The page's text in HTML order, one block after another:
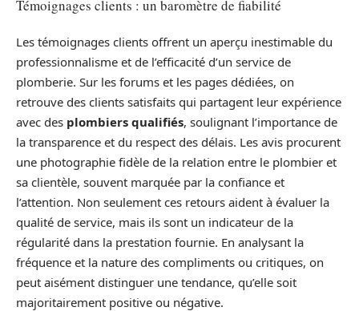
Témoignages clients : un baromètre de fiabilité
Les témoignages clients offrent un aperçu inestimable du
professionnalisme et de l’efficacité d’un service de
plomberie. Sur les forums et les pages dédiées, on
retrouve des clients satisfaits qui partagent leur expérience
avec des plombiers qualifiés, soulignant l’importance de
la transparence et du respect des délais. Les avis procurent
une photographie fidèle de la relation entre le plombier et
sa clientèle, souvent marquée par la confiance et
l’attention. Non seulement ces retours aident à évaluer la
qualité de service, mais ils sont un indicateur de la
régularité dans la prestation fournie. En analysant la
fréquence et la nature des compliments ou critiques, on
peut aisément distinguer une tendance, qu’elle soit
majoritairement positive ou négative.